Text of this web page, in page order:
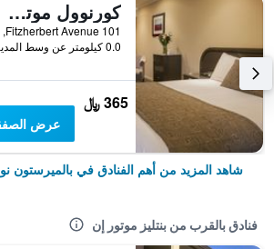
كورنوول موتور لودج
0.0 كيلومتر عن وسط المدينة
365 ﷼
عرض
شاهد المزيد من أهم الفنادق في بالميرستون
فنادق بالقرب من بنتليز موتور إن